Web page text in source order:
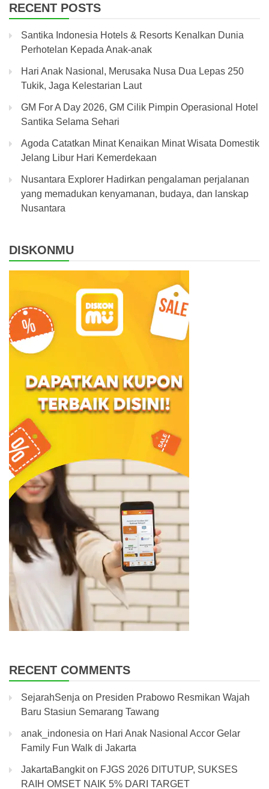
RECENT POSTS
Santika Indonesia Hotels & Resorts Kenalkan Dunia
Perhotelan Kepada Anak-anak
Hari Anak Nasional, Merusaka Nusa Dua Lepas 250
Tukik, Jaga Kelestarian Laut
GM For A Day 2026, GM Cilik Pimpin Operasional Hotel
Santika Selama Sehari
Agoda Catatkan Minat Kenaikan Minat Wisata Domestik
Jelang Libur Hari Kemerdekaan
Nusantara Explorer Hadirkan pengalaman perjalanan
yang memadukan kenyamanan, budaya, dan lanskap
Nusantara
DISKONMU
RECENT COMMENTS
SejarahSenja on Presiden Prabowo Resmikan Wajah
Baru Stasiun Semarang Tawang
anak_indonesia on Hari Anak Nasional Accor Gelar
Family Fun Walk di Jakarta
JakartaBangkiton FJGS 2026 DITUTUP, SUKSES
RAIH OMSET NAIK 5% DARI TARGET